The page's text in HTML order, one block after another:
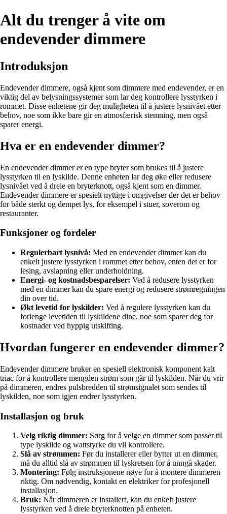
Alt du trenger å vite om
endevender dimmere
Introduksjon
Endevender dimmere, også kjent som dimmere med endevender, er en
viktig del av belysningssystemer som lar deg kontrollere lysstyrken i
rommet. Disse enhetene gir deg muligheten til å justere lysnivået etter
behov, noe som ikke bare gir en atmosfærisk stemning, men også
sparer energi.
Hva er en endevender dimmer?
En endevender dimmer er en type bryter som brukes til å justere
lysstyrken til en lyskilde. Denne enheten lar deg øke eller redusere
lysnivået ved å dreie en bryterknott, også kjent som en dimmer.
Endevender dimmere er spesielt nyttige i omgivelser der det er behov
for både sterkt og dempet lys, for eksempel i stuer, soverom og
restauranter.
Funksjoner og fordeler
Regulerbart lysnivå: Med en endevender dimmer kan du
enkelt justere lysstyrken i rommet etter behov, enten det er for
lesing, avslapning eller underholdning.
Energi- og kostnadsbesparelser: Ved å redusere lysstyrken
med en dimmer kan du spare energi og redusere strømregningen
din over tid.
Økt levetid for lyskilder: Ved å regulere lysstyrken kan du
forlenge levetiden til lyskildene dine, noe som sparer deg for
kostnader ved hyppig utskifting.
Hvordan fungerer en endevender dimmer?
Endevender dimmere bruker en spesiell elektronisk komponent kalt
triac for å kontrollere mengden strøm som går til lyskilden. Når du vrir
på dimmeren, endres pulsbredden til strømsignalet som sendes til
lyskilden, noe som igjen endrer lysstyrken.
Installasjon og bruk
Velg riktig dimmer: Sørg for å velge en dimmer som passer til
type lyskilde og wattstyrke du vil kontrollere.
Slå av strømmen: Før du installerer eller bytter ut en dimmer,
må du alltid slå av strømmen til lyskretsen for å unngå skader.
Montering: Følg instruksjonene nøye for å montere dimmeren
riktig. Om nødvendig, kontakt en elektriker for profesjonell
installasjon.
Bruk: Når dimmeren er installert, kan du enkelt justere
lysstyrken ved å dreie bryterknotten på enheten.